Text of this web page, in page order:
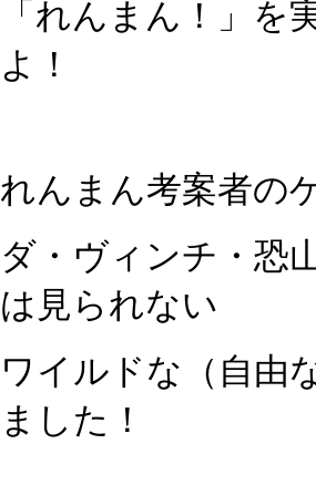
「れんまん！」
よ！
れんまん考案者の
ダ・ヴィンチ・恐
は見られない
ワイルドな（自由
ました！